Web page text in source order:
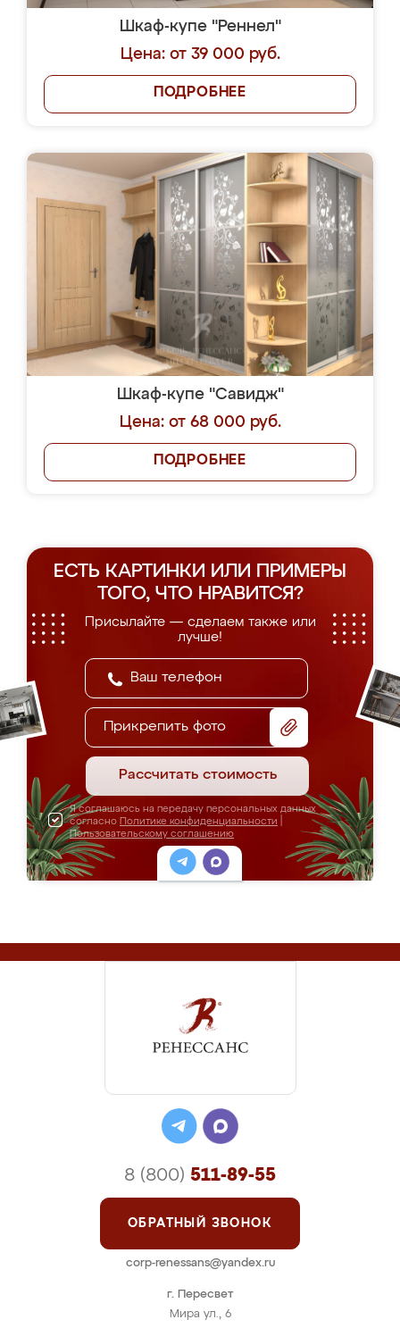
Шкаф-купе "Реннел"
Цена: от 39 000 руб.
ПОДРОБНЕЕ
Шкаф-купе "Савидж"
Цена: от 68 000 руб.
ПОДРОБНЕЕ
ЕСТЬ КАРТИНКИ ИЛИ ПРИМЕРЫ
ТОГО, ЧТО НРАВИТСЯ?
Присылайте — сделаем также или
лучше!
Прикрепить фото
Рассчитать стоимость
Я соглашаюсь на передачу персональных данных
согласно Политике конфиденциальности
Пользовательскому соглашению
г. Пересвет
Мира ул., 6
8 (800) 511-89-55
ОБРАТНЫЙ ЗВОНОК
corp-renessans@yandex.ru